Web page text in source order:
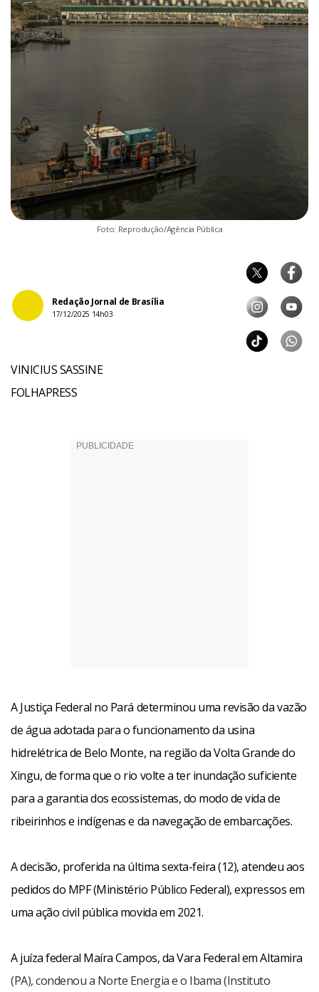
Foto: Reprodução/Agência Pública
Redação Jornal de Brasília
17/12/2025 14h03
VINICIUS SASSINE
FOLHAPRESS
A Justiça Federal no Pará determinou uma revisão da vazão
de água adotada para o funcionamento da usina
hidrelétrica de Belo Monte, na região da Volta Grande do
Xingu, de forma que o rio volte a ter inundação suficiente
para a garantia dos ecossistemas, do modo de vida de
ribeirinhos e indígenas e da navegação de embarcações.
A decisão, proferida na última sexta-feira (12), atendeu aos
pedidos do MPF (Ministério Público Federal), expressos em
uma ação civil pública movida em 2021.
A juíza federal Maíra Campos, da Vara Federal em Altamira
(PA), condenou a Norte Energia e o Ibama (Instituto